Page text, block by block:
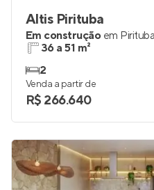
Altis Pirituba
Em construção em
36 a 51 m²
2
Venda a partir de
R$ 266.640